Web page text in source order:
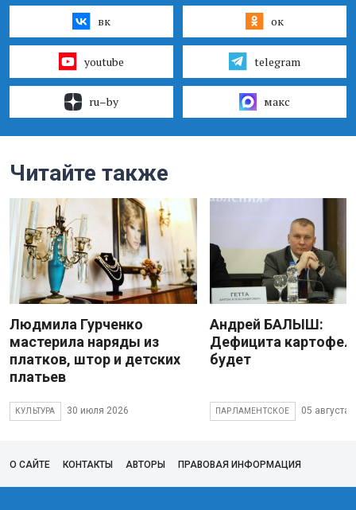
вк ок
youtube telegram
ru–by макс
Читайте также
Людмила Гурченко
мастерила наряды из
платков, штор и детских
платьев
КУЛЬТУРА 30 июля 2026
Андрей БАЛЫШ:
Дефицита
будет
ПАРЛАМЕНТСКОЕ 05 августа
О САЙТЕ КОНТАКТЫ АВТОРЫ ПРАВОВАЯ ИНФОРМАЦИЯ